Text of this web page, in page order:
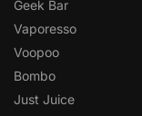
Geek Bar
Vaporesso
Voopoo
Bombo
Just Juice